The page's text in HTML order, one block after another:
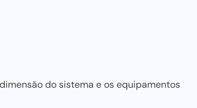
do sistema e os equipamentos